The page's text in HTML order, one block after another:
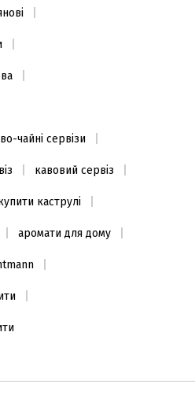
чайні сервізи
кавовий сервіз
каструлі
аромати для дому